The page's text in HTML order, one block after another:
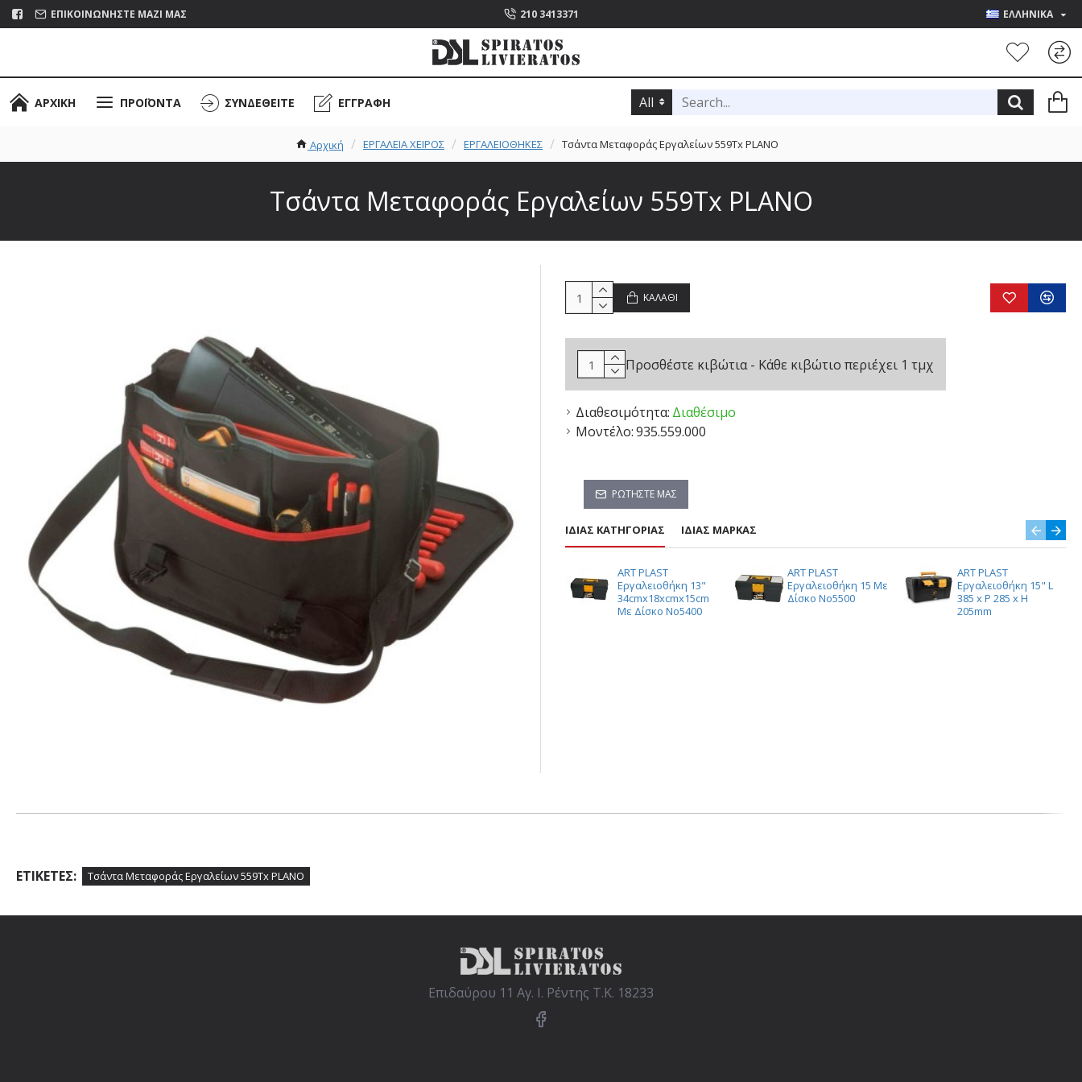
ΕΠΙΚΟΙΝΩΝΉΣΤΕ ΜΑΖΊ ΜΑΣ 210 3413371 ΕΛΛΗΝΙΚΑ
ΑΡΧΙΚΉ ΠΡΟΪΌΝΤΑ ΣΥΝΔΕΘΕΊΤΕ ΕΓΓΡΑΦΉ All
Αρχική ΕΡΓΑΛΕΙΑ ΧΕΙΡΟΣ ΕΡΓΑΛΕΙΟΘΗΚΕΣ Τσάντα Μεταφοράς Εργαλείων 559Tx PLANO
Τσάντα Μεταφοράς Εργαλείων 559Tx PLANO
Προσθέστε κιβώτια - Κάθε κιβώτιο περιέχει 1 τμχ
Διαθεσιμότητα: Διαθέσιμο
Μοντέλο:935.559.000
ΚΑΛΆΘΙ
ΊΔΙΑΣ ΚΑΤΗΓΟΡΊΑΣ ΊΔΙΑΣ ΜΆΡΚΑΣ
ART PLAST
Εργαλειοθήκη 13"
34cmx18xcmx15cm
Με Δίσκο Νο5400
ART PLAST
Εργαλειοθήκη 15 Με
Δίσκο Νο5500
ART PLAST
Εργαλειοθήκη 15" L
385 x P 285 x H
205mm
ΡΩΤΉΣΤΕ ΜΑΣ
ΕΤΙΚΈΤΕΣ: Τσάντα Μεταφοράς Εργαλείων 559Tx PLANO
Επιδαύρου 11 Αγ. Ι. Ρέντης Τ.Κ. 18233